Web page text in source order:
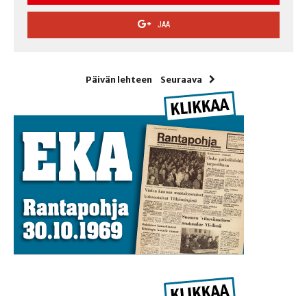
JAA
Päivän lehteen Seuraava